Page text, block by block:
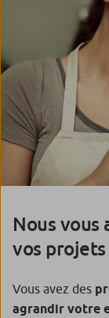
Nous vous
vos projets
Vous avez des
agrandir votre